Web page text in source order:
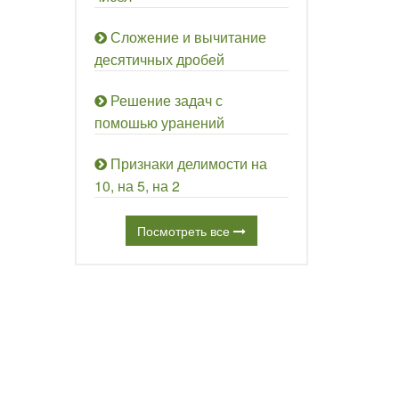
Сложение и вычитание
десятичных дробей
Решение задач с
помошью уранений
Признаки делимости на
10, на 5, на 2
Посмотреть все